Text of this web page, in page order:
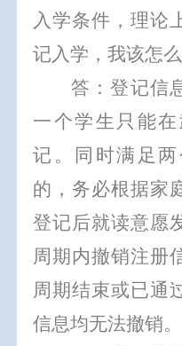
入学条件，理论
记入学，我该怎
答：登记信
一个学生只能
记。同时满足
的，务必根据家
登记后就读意愿
周期内撤销注册
周期结束或已通
信息均无法撤销。